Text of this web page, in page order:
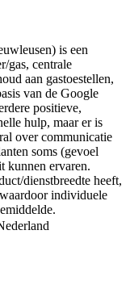
is een
gas, centrale
aan gastoestellen,
van de Google
positieve,
hulp, maar er is
over communicatie
soms (gevoel
kunnen ervaren.
dienstbreedte heeft,
individuele